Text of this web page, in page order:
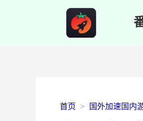
首页 国外加速国内